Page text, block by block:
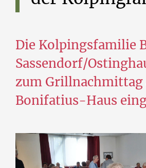
Die Kolpingsfamilie
Sassendorf/
zum
Bonifatius-Haus